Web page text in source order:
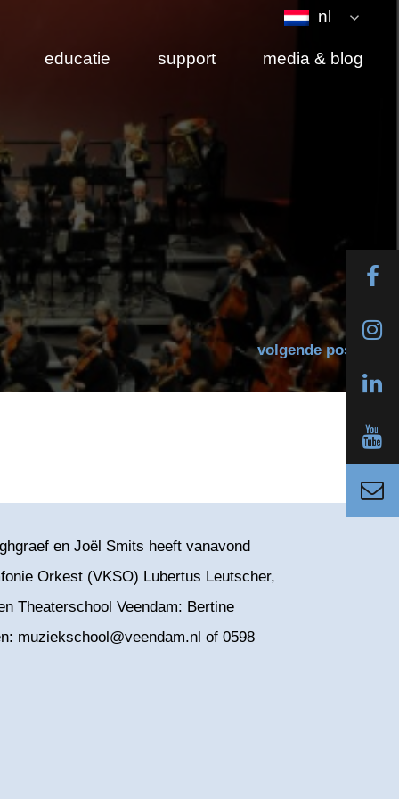
nl
educatie support media & blog
volgende post
en Joël Smits heeft vanavond
Orkest (VKSO) Lubertus Leutscher,
Theaterschool Veendam: Bertine
muziekschool@veendam.nl of 0598